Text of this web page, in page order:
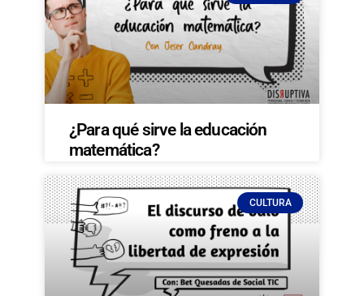
¿Para qué sirve la educación
matemática?
CULTURA